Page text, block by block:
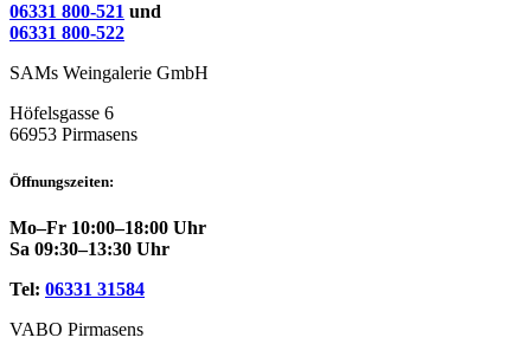
06331 800-521 und
06331 800-522
SAMs Weingalerie GmbH
Höfelsgasse 6
66953 Pirmasens
Öffnungszeiten:
Mo–Fr 10:00–18:00 Uhr
Sa 09:30–13:30 Uhr
Tel: 06331 31584
VABO Pirmasens